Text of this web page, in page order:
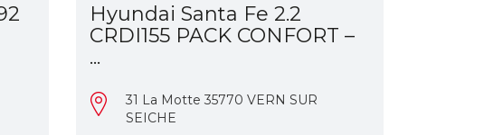
Hyundai Santa Fe 2.2
CRDI155 PACK CONFORT –
...
31 La Motte 35770 VERN SUR
SEICHE